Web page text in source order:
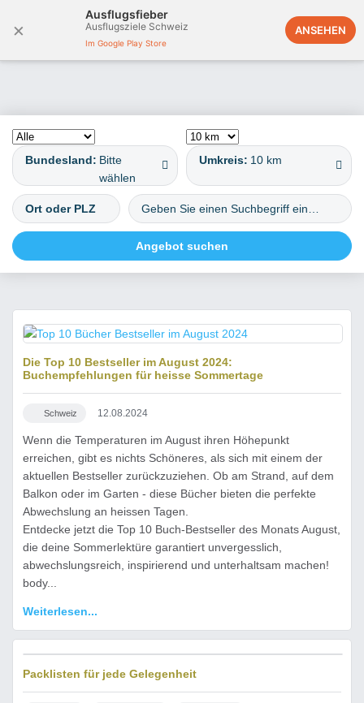
×
Ausflugsfieber
Ausflugsziele Schweiz
Im Google Play Store
ANSEHEN
Deutschland
Bundesland: Bitte
wählen
Umkreis: 10 km
Top 10 Bücher-Bestseller im August 2024
Die Top 10 Bestseller im August 2024:
Buchempfehlungen für heisse Sommertage
Schweiz 12.08.2024
Wenn die Temperaturen im August ihren Höhepunkt
erreichen, gibt es nichts Schöneres, als sich mit einem der
aktuellen Bestseller zurückzuziehen. Ob am Strand, auf dem
Balkon oder im Garten - diese Bücher bieten die perfekte
Abwechslung an heissen Tagen.
Entdecke jetzt die Top 10 Buch-Bestseller des Monats August,
die deine Sommerlektüre garantiert unvergesslich,
abwechslungsreich, inspirierend und unterhaltsam machen!
body...
Weiterlesen...
Packlisten für jede Gelegenheit